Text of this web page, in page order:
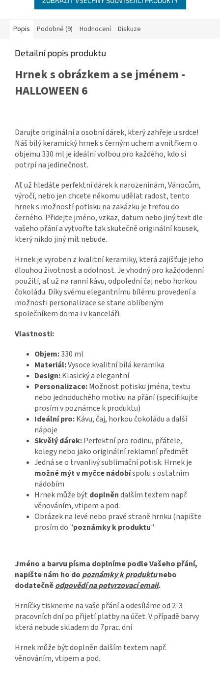
Popis Podobné (9) Hodnocení Diskuze
Detailní popis produktu
Hrnek s obrázkem a se jménem -
HALLOWEEN 6
Darujte originální a osobní dárek, který zahřeje u srdce!
Náš bílý keramický hrnek s černým uchem a vnitřkem o
objemu 330 ml je ideální volbou pro každého, kdo si
potrpí na jedinečnost.
Ať už hledáte perfektní dárek k narozeninám, Vánocům,
výročí, nebo jen chcete někomu udělat radost, tento
hrnek s možností potisku na zakázku je trefou do
černého. Přidejte jméno, vzkaz, datum nebo jiný text dle
vašeho přání a vytvořte tak skutečně originální kousek,
který nikdo jiný mít nebude.
Hrnek je vyroben z kvalitní keramiky, která zajišťuje jeho
dlouhou životnost a odolnost. Je vhodný pro každodenní
použití, ať už na ranní kávu, odpolední čaj nebo horkou
čokoládu. Díky svému elegantnímu bílému provedení a
možnosti personalizace se stane oblíbeným
společníkem doma i v kanceláři.
Vlastnosti:
Objem:330 ml
Materiál:Vysoce kvalitní bílá keramika
Design:Klasický a elegantní
Personalizace:Možnost potisku jména, textu
nebo jednoduchého motivu na přání (specifikujte
prosím v poznámce k produktu)
Ideální pro:Kávu, čaj, horkou čokoládu a další
nápoje
Skvělý dárek:Perfektní pro rodinu, přátele,
kolegy nebo jako originální reklamní předmět
Jedná se o trvanlivý sublimační potisk. Hrnek je
možné mýt v myčce nádobíspolu s ostatním
nádobím
Hrnek může být doplněndalším textem např.
věnováním, vtipem a pod.
Obrázek na levé nebo pravé straně hrnku (napište
prosím do "poznámky k produktu"
Jméno a barvu písma doplníme podle Vašeho přání,
napište nám ho do poznámky k produktunebo
dodatečněodpovědí na potvrzovací email.
Hrníčky tiskneme na vaše přání a odesíláme od 2-3
pracovních dní po přijetí platby na účet. V případě barvy
která nebude skladem do 7prac. dní
Hrnek může být doplněn dalším textem např.
věnováním, vtipem a pod.